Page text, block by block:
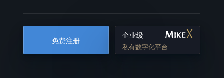
免费注册
企业级
私有数字化平台